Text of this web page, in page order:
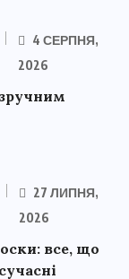
4 СЕРПНЯ,
2026
27 ЛИПНЯ,
2026
все, що